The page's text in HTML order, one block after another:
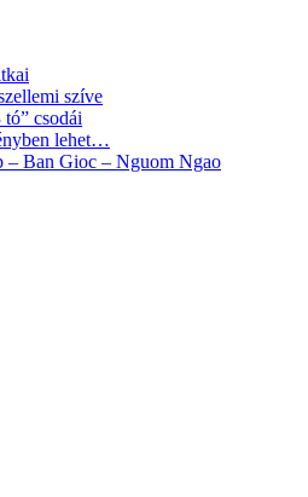
szíve
csodái
lehet…
– Ban Gioc – Nguom Ngao